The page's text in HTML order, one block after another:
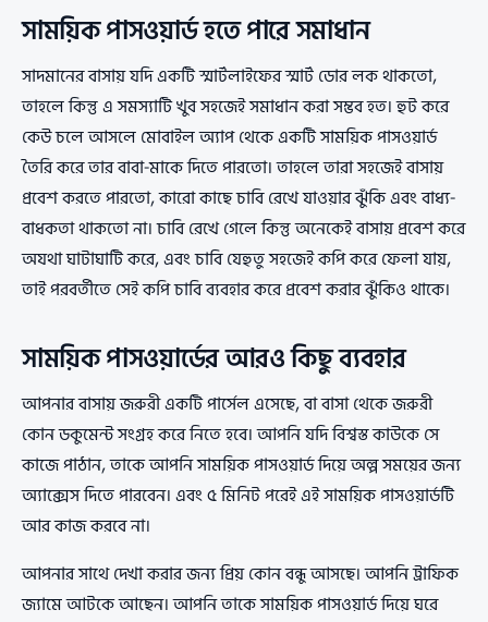
সাময়িক পাসওয়ার্ড হতে পারে সমাধান
সাদমানের বাসায় যদি একটি স্মার্টলাইফের স্মার্ট ডোর লক থাকতো,
তাহলে কিন্তু এ সমস্যাটি খুব সহজেই সমাধান করা সম্ভব হত। হুট করে
কেউ চলে আসলে মোবাইল অ্যাপ থেকে একটি সাময়িক পাসওয়ার্ড
তৈরি করে তার বাবা-মাকে দিতে পারতো। তাহলে তারা সহজেই বাসায়
প্রবেশ করতে পারতো, কারো কাছে চাবি রেখে যাওয়ার ঝুঁকি এবং বাধ্য-
বাধকতা থাকতো না। চাবি রেখে গেলে কিন্তু অনেকেই বাসায় প্রবেশ করে
অযথা ঘাটাঘাটি করে, এবং চাবি যেহুতু সহজেই কপি করে ফেলা যায়,
তাই পরবর্তীতে সেই কপি চাবি ব্যবহার করে প্রবেশ করার ঝুঁকিও থাকে।
সাময়িক পাসওয়ার্ডের আরও কিছু ব্যবহার
আপনার বাসায় জরুরী একটি পার্সেল এসেছে, বা বাসা থেকে জরুরী
কোন ডকুমেন্ট সংগ্রহ করে নিতে হবে। আপনি যদি বিশ্বস্ত কাউকে সে
কাজে পাঠান, তাকে আপনি সাময়িক পাসওয়ার্ড দিয়ে অল্প সময়ের জন্য
অ্যাক্সেস দিতে পারবেন। এবং ৫ মিনিট পরেই এই সাময়িক পাসওয়ার্ডটি
আর কাজ করবে না।
আপনার সাথে দেখা করার জন্য প্রিয় কোন বন্ধু আসছে। আপনি ট্রাফিক
জ্যামে আটকে আছেন। আপনি তাকে সাময়িক পাসওয়ার্ড দিয়ে ঘরে